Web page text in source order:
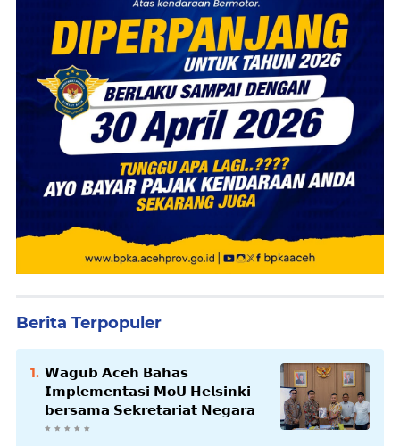
Berita Terpopuler
𝗪𝗮𝗴𝘂𝗯 𝗔𝗰𝗲𝗵 𝗕𝗮𝗵𝗮𝘀
𝗜𝗺𝗽𝗹𝗲𝗺𝗲𝗻𝘁𝗮𝘀𝗶 𝗠𝗼𝗨 𝗛𝗲𝗹𝘀𝗶𝗻𝗸𝗶
𝗯𝗲𝗿𝘀𝗮𝗺𝗮 𝗦𝗲𝗸𝗿𝗲𝘁𝗮𝗿𝗶𝗮𝘁 𝗡𝗲𝗴𝗮𝗿𝗮